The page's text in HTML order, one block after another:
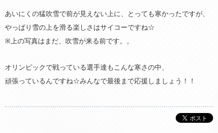
あいにくの猛吹雪で前が見えない上に、とっても寒かったですが、
やっぱり雪の上を滑る楽しさはサイコーですね☆
※上の写真はまだ、吹雪が来る前です。。
オリンピックで戦っている選手達もこんな寒さの中、
頑張っているんですね☆みんなで最後まで応援しましょう！！